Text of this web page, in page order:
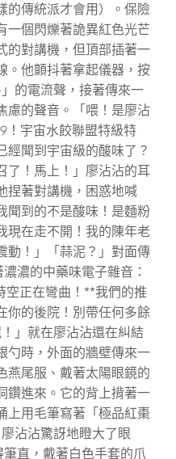
的傳統派才會用）。保險
一個閃爍著詭異紅色光芒
的對講機，但頂部插著一
。他顫抖著拿起儀器，按
的電流聲，接著傳來一
慮的聲音。「喂！是廖沾
！宇宙水餃聯盟特級特
經聞到宇宙級的酸味了？
了！馬上！」廖沾沾的耳
捏著對講機，困惑地喊
聞到的不是酸味！是麵粉
現在走不開！我的陳年老
動！」「蒜泥？」對面傳
濃的中藥味電子雜音：
空正在彎曲！**我們的推
你的後院！別帶任何多餘
」就在廖沾沾還在糾結
勺時，外面的牆壁傳來一
燕尾服、戴著太陽眼鏡的
鑽進來。它的背上揹著一
上用毛筆寫著「極品紅棗
沾沾驚訝地瞪大了眼
直，戴著白色手套的爪